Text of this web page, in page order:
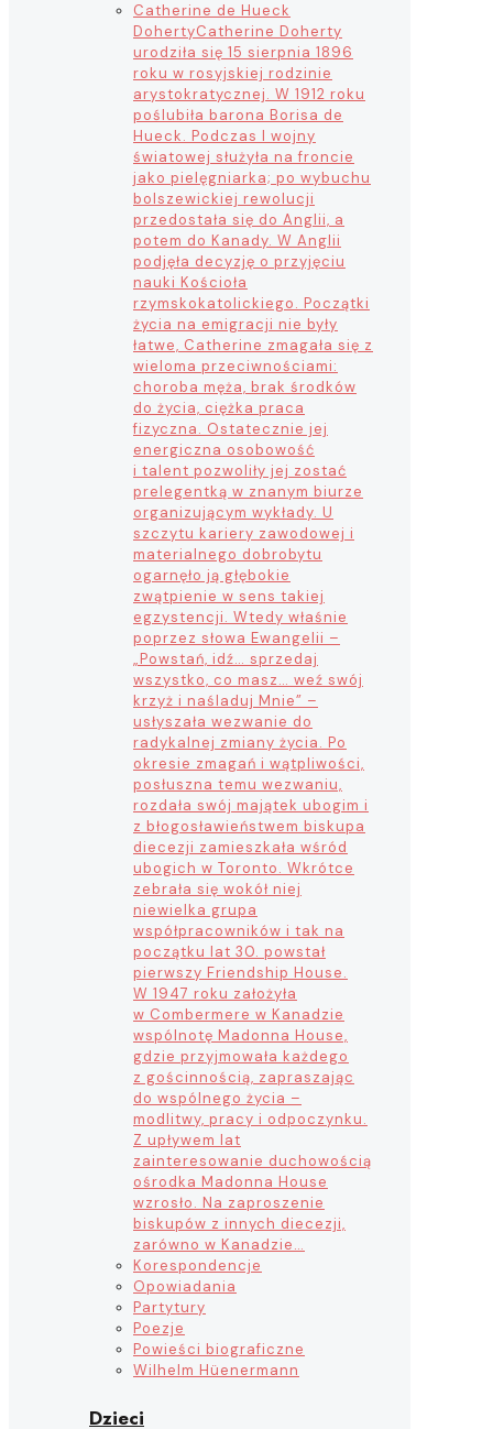
Catherine de Hueck
DohertyCatherine Doherty
urodziła się 15 sierpnia 1896
roku w rosyjskiej rodzinie
arystokratycznej. W 1912 roku
poślubiła barona Borisa de
Hueck. Podczas I wojny
światowej służyła na froncie
jako pielęgniarka; po wybuchu
bolszewickiej rewolucji
przedostała się do Anglii, a
potem do Kanady. W Anglii
podjęła decyzję o przyjęciu
nauki Kościoła
rzymskokatolickiego. Początki
życia na emigracji nie były
łatwe, Catherine zmagała się z
wieloma przeciwnościami:
choroba męża, brak środków
do życia, ciężka praca
fizyczna. Ostatecznie jej
energiczna osobowość
i talent pozwoliły jej zostać
prelegentką w znanym biurze
organizującym wykłady. U
szczytu kariery zawodowej i
materialnego dobrobytu
ogarnęło ją głębokie
zwątpienie w sens takiej
egzystencji. Wtedy właśnie
poprzez słowa Ewangelii –
„Powstań, idź… sprzedaj
wszystko, co masz… weź swój
krzyż i naśladuj Mnie” –
usłyszała wezwanie do
radykalnej zmiany życia. Po
okresie zmagań i wątpliwości,
posłuszna temu wezwaniu,
rozdała swój majątek ubogim i
z błogosławieństwem biskupa
diecezji zamieszkała wśród
ubogich w Toronto. Wkrótce
zebrała się wokół niej
niewielka grupa
współpracowników i tak na
początku lat 30. powstał
pierwszy Friendship House.
W 1947 roku założyła
w Combermere w Kanadzie
wspólnotę Madonna House,
gdzie przyjmowała każdego
z gościnnością, zapraszając
do wspólnego życia –
modlitwy, pracy i odpoczynku.
Z upływem lat
zainteresowanie duchowością
ośrodka Madonna House
wzrosło. Na zaproszenie
biskupów z innych diecezji,
zarówno w Kanadzie…
Korespondencje
Opowiadania
Partytury
Poezje
Powieści biograficzne
Wilhelm Hüenermann
Dzieci